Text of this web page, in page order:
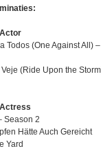
Todos (One Against All)
(Ride Upon the
Season 2
Hätte Auch Gereicht
Yard